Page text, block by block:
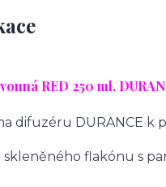
RED 250 ml.
difuzéru DURANCE k
flakónu s